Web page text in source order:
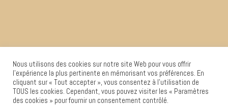
Nous utilisons des cookies sur notre site Web pour vous offrir
l'expérience la plus pertinente en mémorisant vos préférences. En
cliquant sur « Tout accepter », vous consentez à l'utilisation de
TOUS les cookies. Cependant, vous pouvez visiter les « Paramètres
des cookies » pour fournir un consentement contrôlé.